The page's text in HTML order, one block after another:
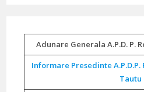
Adunare Generala A.P.D. P.
Informare Presedinte
Tautu